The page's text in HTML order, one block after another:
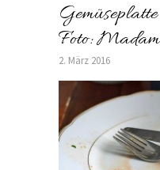
Foto:
2. März 2016